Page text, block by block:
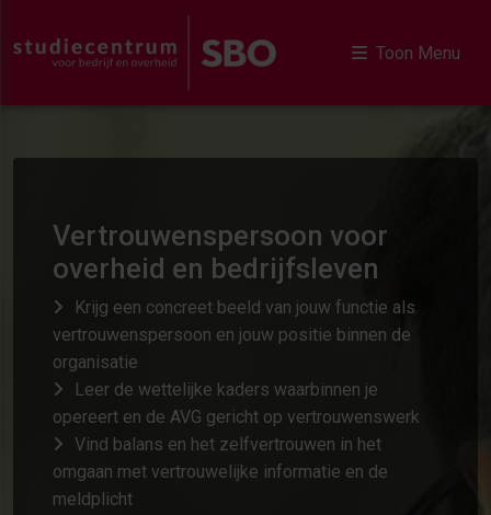
Toon Menu
Vertrouwenspersoon voor
overheid en bedrijfsleven
Krijg een concreet beeld van jouw functie als
vertrouwenspersoon en jouw positie binnen de
organisatie
Leer de wettelijke kaders waarbinnen je
opereert en de AVG gericht op vertrouwenswerk
Vind balans en het zelfvertrouwen in het
omgaan met vertrouwelijke informatie en de
meldplicht